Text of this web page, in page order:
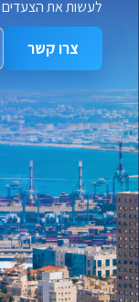
צרו קשר